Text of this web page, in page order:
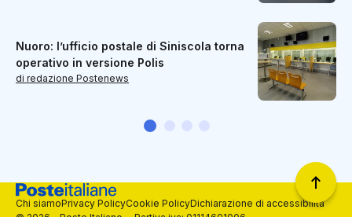
Nuoro: l’ufficio postale di Siniscola torna
operativo in versione Polis
di redazione Postenews
Chi siamoPrivacy PolicyCookie PolicyDichiarazione di accessibilità